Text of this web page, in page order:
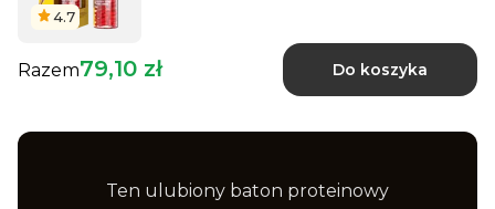
4.7
Razem79,10 zł Do koszyka
Ten ulubiony baton proteinowy